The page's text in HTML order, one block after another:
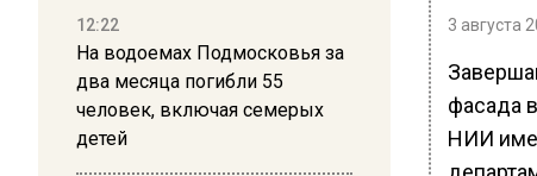
12:22
На водоемах Подмосковья за
два месяца погибли 55
человек, включая семерых
детей
3 августа
фасада
НИИ